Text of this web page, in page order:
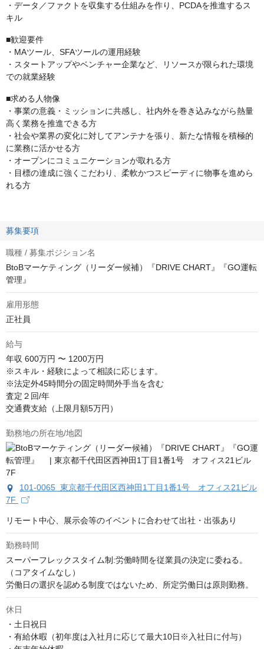
・データ／ファクトを収集する仕組みを作り、PCDAを推進するス
キル
■歓迎要件
・MAツール、SFAツールの運用経験
・スタートアップやベンチャー企業など、リソースが限られた環境
での就業経験
■求める人物像
・事業の意義・ミッションに共感し、社内外を巻き込みながら熱量
高く業務を推進できる方
・社会や業界の変化に対してアンテナを張り、新たな情報を積極的
に業務に活かせる方
・オープンにコミュニケーションが取れる方
・目標の達成に強くこだわり、柔軟かつスピーディに物事を進めら
れる方
募集要項
職種 / 募集ポジション名
BtoBマーケティング（リーダー候補）『DRIVE CHART』『GO運転
管理』
雇用形態
正社員
給与
年収 600万円 〜 1200万円
※スキル・経験によって相談に応じます。
※法定外45時間分の固定時間外手当を含む
査定２回/年
交通費支給（上限月額5万円）
勤務地の所在地/地図
101-0065 東京都千代田区西神田1丁目1番1号 オフィス21ビル
7F
リモート中心、展示会等のイベントに合わせて出社・出張あり
勤務時間
スーパーフレックスタイム制:労働時間を従業員の決定に委ねる。
（コアタイムなし）
労働日の選択を認める制度ではないため、所定労働日は原則勤務。
休日
・土日祝日
・有給休暇（初年度は入社月に応じて最大10日※入社日に付与）